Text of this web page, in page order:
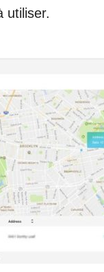
utiliser.